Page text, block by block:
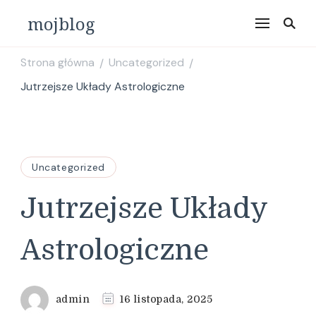
mojblog
Strona główna / Uncategorized /
Jutrzejsze Układy Astrologiczne
Uncategorized
Jutrzejsze Układy
Astrologiczne
admin 16 listopada, 2025